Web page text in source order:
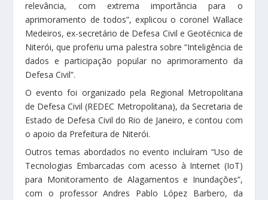
relevância, com extrema importância para o
aprimoramento de todos”, explicou o coronel Wallace
Medeiros, ex-secretário de Defesa Civil e Geotécnica de
Niterói, que proferiu uma palestra sobre “Inteligência de
dados e participação popular no aprimoramento da
Defesa Civil”.
O evento foi organizado pela Regional Metropolitana
de Defesa Civil (REDEC Metropolitana), da Secretaria de
Estado de Defesa Civil do Rio de Janeiro, e contou com
o apoio da Prefeitura de Niterói.
Outros temas abordados no evento incluíram “Uso de
Tecnologias Embarcadas com acesso à Internet (IoT)
para Monitoramento de Alagamentos e Inundações”,
com o professor Andres Pablo López Barbero, da